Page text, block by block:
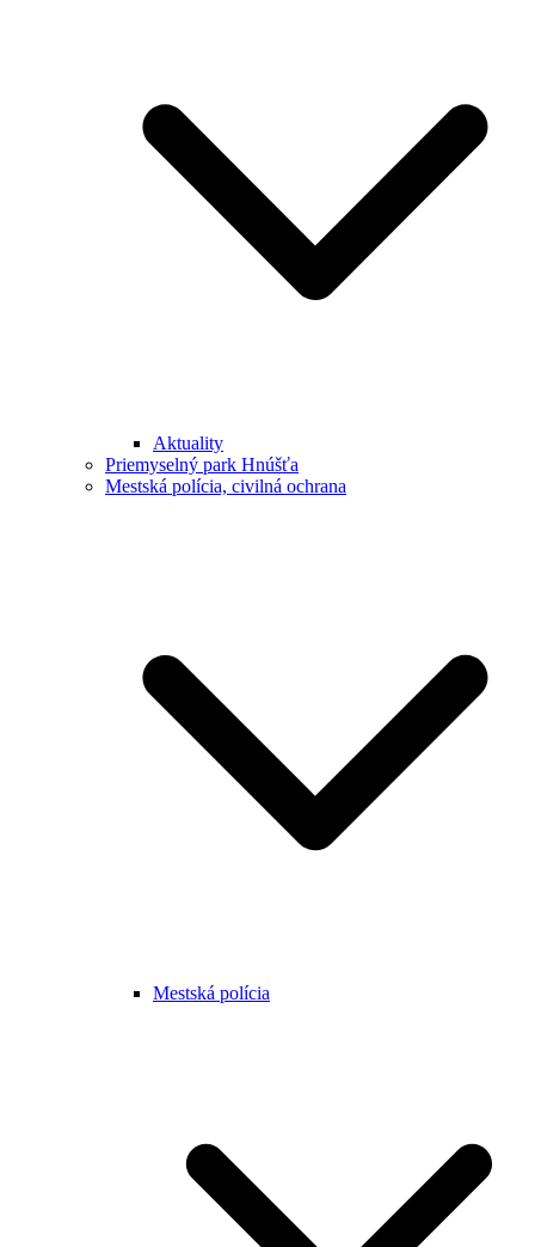
Aktuality
Priemyselný park Hnúšťa
Mestská polícia, civilná ochrana
Mestská polícia